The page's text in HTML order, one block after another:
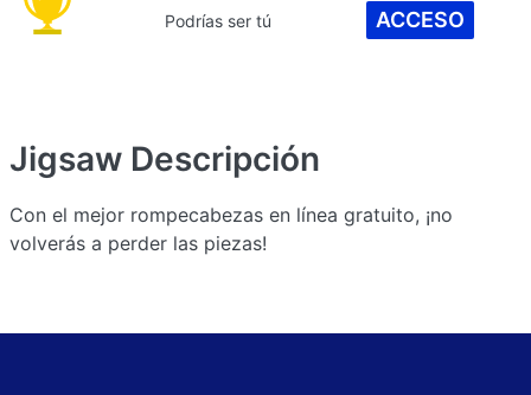
Podrías ser tú ACCESO
Jigsaw Descripción
Con el mejor rompecabezas en línea gratuito, ¡no
volverás a perder las piezas!